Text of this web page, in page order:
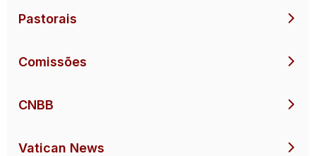
Pastorais
Comissões
CNBB
Vatican News